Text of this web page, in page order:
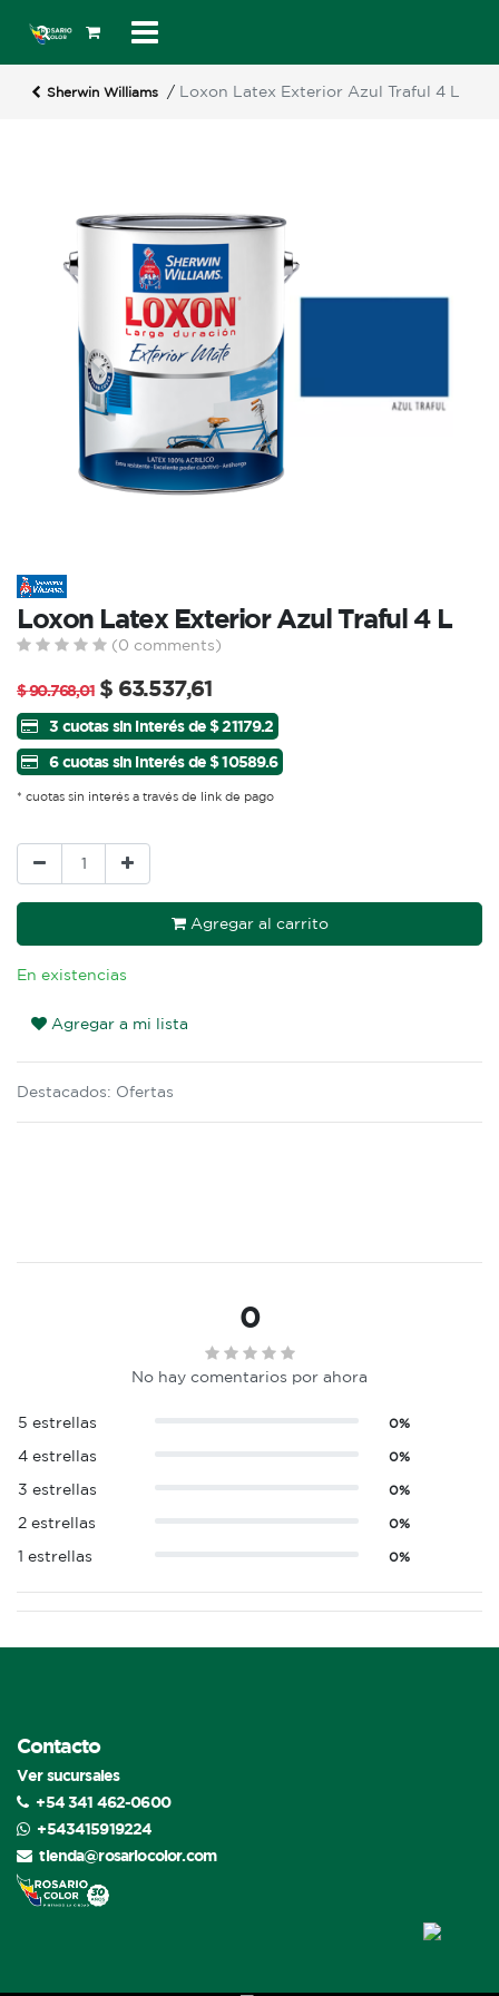
Sherwin Williams / Loxon Latex Exterior Azul Traful 4 L
Loxon Latex Exterior Azul Traful 4 L
(0 comments)
$90.768,01 $ 63.537,61
3 cuotas sin interés de $ 21179.2
6 cuotas sin interés de $ 10589.6
* cuotas sin interés a través de link de pago
Agregar al carrito
En existencias
Agregar a mi lista
Destacados: Ofertas
0
No hay comentarios por ahora
5 estrellas 0%
4 estrellas 0%
3 estrellas 0%
2 estrellas 0%
1 estrellas 0%
Contacto
Ver sucursales
+54 341 462-0600
+543415919224
tienda@rosariocolor.com